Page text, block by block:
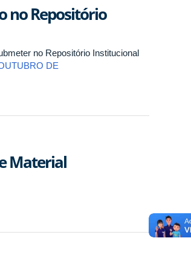
no Repositório
no Repositório Institucional
DE
Material